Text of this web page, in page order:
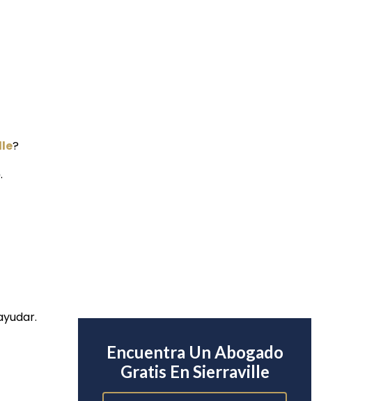
?
Encuentra Un Abogado
Gratis En Sierraville